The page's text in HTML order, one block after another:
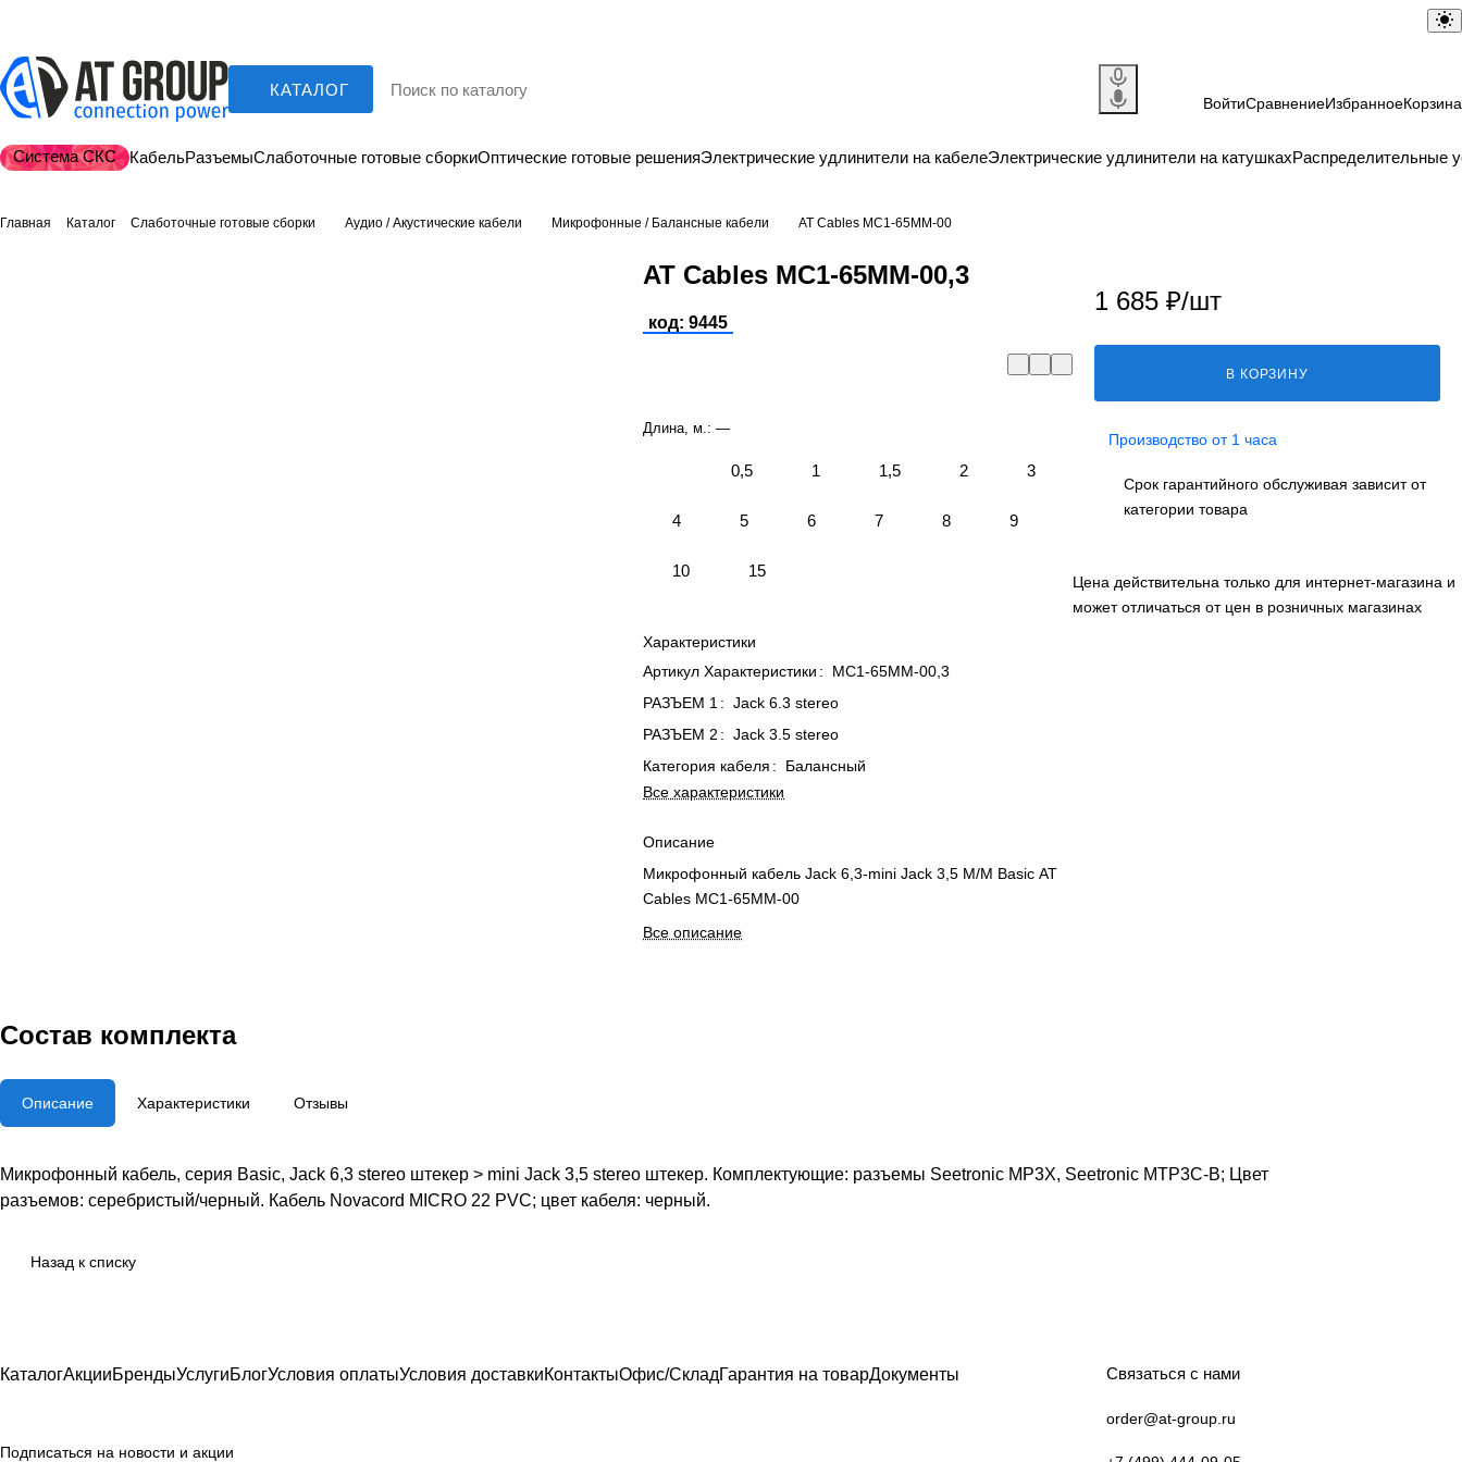
КАТАЛОГ
ВойтиСравнениеИзбранноеКорзина
Система СКС КабельРазъемыСлаботочные готовые сборкиОптические готовые решенияЭлектрические удлинители на кабелеЭлектрические удлинители на катушкахРаспределительные
Главная Каталог Слаботочные готовые сборки Аудио / Акустические кабели Микрофонные / Балансные кабели AT Cables MC1-65MM-00
AT Cables MC1-65MM-00,3
код: 9445
Длина, м.:—
0,5 1 1,5 2 3
4 5 6 7 8 9
10 15
Характеристики
Артикул Характеристики :
MC1-65MM-00,3
РАЗЪЕМ 1 : Jack 6.3 stereo
РАЗЪЕМ 2 : Jack 3.5 stereo
Категория кабеля :
Балансный
Все характеристики
Описание
Микрофонный кабель Jack 6,3-mini Jack 3,5 M/M Basic AT
Cables MC1-65MM-00
Все описание
1 685 ₽/шт
В КОРЗИНУ
Производство от 1 часа
Срок гарантийного обслуживая зависит от
категории товара
Цена действительна только для интернет-магазина и
может отличаться от цен в розничных магазинах
Состав комплекта
Описание Характеристики Отзывы
Микрофонный кабель, серия Basic, Jack 6,3 stereo штекер > mini Jack 3,5 stereo штекер. Комплектующие: разъемы Seetronic MP3X, Seetronic MTP3C-B; Цвет
разъемов: серебристый/черный. Кабель Novacord MICRO 22 PVC; цвет кабеля: черный.
Назад к списку
КаталогАкцииБрендыУслугиБлогУсловия оплатыУсловия доставкиКонтактыОфис/СкладГарантия на товарДокументы
Подписаться на новости и акции
Связаться с нами
order@at-group.ru